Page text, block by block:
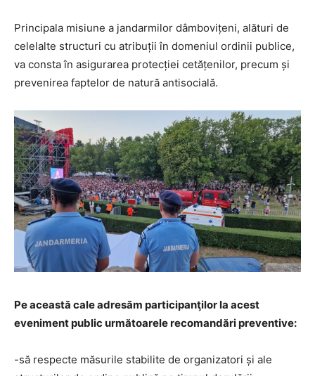
Principala misiune a jandarmilor dâmbovițeni, alături de
celelalte structuri cu atribuții în domeniul ordinii publice,
va consta în asigurarea protecției cetățenilor, precum și
prevenirea faptelor de natură antisocială.
Pe această cale adresăm participanţilor la acest
eveniment public următoarele recomandări preventive:
-să respecte măsurile stabilite de organizatori și ale